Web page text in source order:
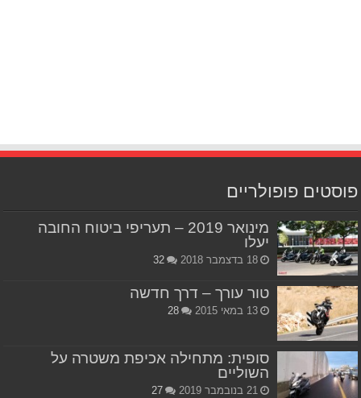
פוסטים פופולריים
מינואר 2019 – תעריפי ביטוח החובה
יעלו
18 בדצמבר 2018 32
טור עורך – דרך חדשה
13 במאי 2015 28
סופית: מתחילה אכיפת משטרה על
השוליים
21 בנובמבר 2019 27